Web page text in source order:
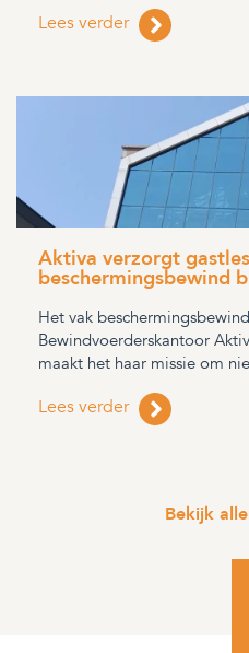
Lees verder
Aktiva verzorgt
beschermingsbewind
Het vak
Bewindvoerderskantoor
maakt het haar missie om
Lees verder
Bekijk